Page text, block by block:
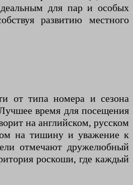
для пар и особых
развитию местного
от типа номера и сезона
время для посещения
на английском, русском
на тишину и уважение к
отмечают дружелюбный
роскоши, где каждый